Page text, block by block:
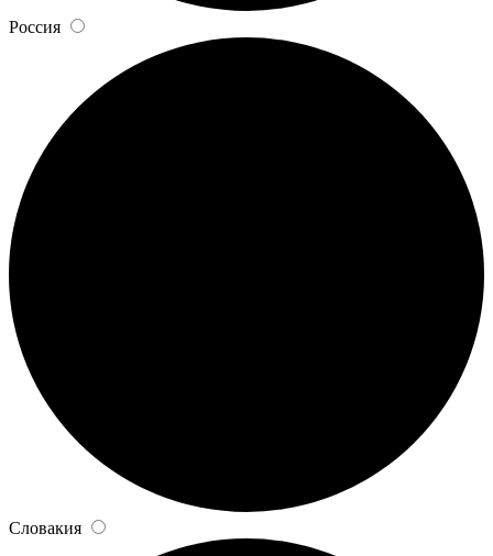
Россия
Словакия